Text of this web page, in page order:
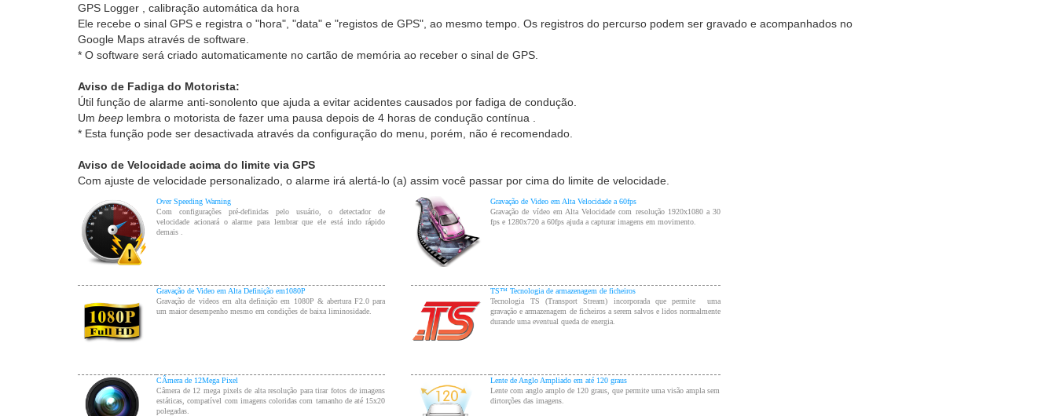
GPS Logger , calibração automática da hora
Ele recebe o sinal GPS e registra o "hora", "data" e "registos de GPS", ao mesmo tempo. Os registros do percurso podem ser gravado e acompanhados no
Google Maps através de software.
* O software será criado automaticamente no cartão de memória ao receber o sinal de GPS.
Aviso de Fadiga do Motorista:
Útil função de alarme anti-sonolento que ajuda a evitar acidentes causados ​​por fadiga de condução.
Umbeep lembra o motorista de fazer uma pausa depois de 4 horas de condução contínua .
* Esta função pode ser desactivada através da configuração do menu, porém, não é recomendado.
Aviso de Velocidade acima do limite via GPS
Com ajuste de velocidade personalizado, o alarme irá alertá-lo (a) assim você passar por cima do limite de velocidade.
Over Speeding Warning
Com configurações pré-definidas pelo usuário, o detectador de
velocidade acionará o alarme para lembrar que ele está indo rápido
demais
Gravação de Video em Alta Velocidade a 60fps
Gravação de vídeo em Alta Velocidade com resolução 1920x1080 a 30
fps e 1280x720 a 60fps ajuda a capturar imagens em movimento.
Gravação de Video em Alta Definição em1080P
Gravação de videos em alta definição em 1080P & abertura F2.0 para
um maior desempenho mesmo em condições de baixa liminosidade.
TS™ Tecnologia de armazenagem de ficheiros
Tecnologia TS (Transport Stream) incorporada que permite uma
gravação e armazenagem de ficheiros a serem salvos e lidos normalmente
durande uma eventual queda de energia.
CÂmera de 12Mega Pixel
Câmera de 12 mega pixels de alta resolução para tirar fotos de imagens
estáticas, compatível com imagens coloridas com tamanho de até 15x20
polegadas.
Lente de Anglo Ampliado em até 120 graus
Lente com anglo amplo de 120 graus, que permite uma visão ampla sem
dirtorções das imagens.